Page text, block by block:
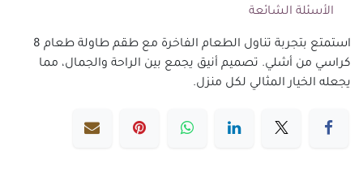
الأسئلة الشائعة
استمتع بتجربة تناول الطعام الفاخرة مع طقم طاولة طعام 8
كراسي من أشلي. تصميم أنيق يجمع بين الراحة والجمال، مما
يجعله الخيار المثالي لكل منزل.